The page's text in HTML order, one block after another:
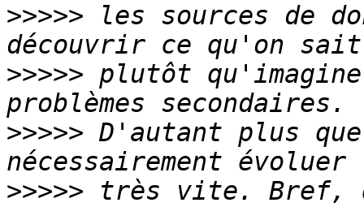
>>>>> les sources de
>>>>> plutôt
>>>>> D'autant plus
>>>>> très vite. Bref,